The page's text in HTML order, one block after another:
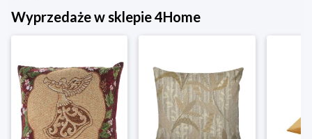
Wyprzedaże w sklepie 4Home